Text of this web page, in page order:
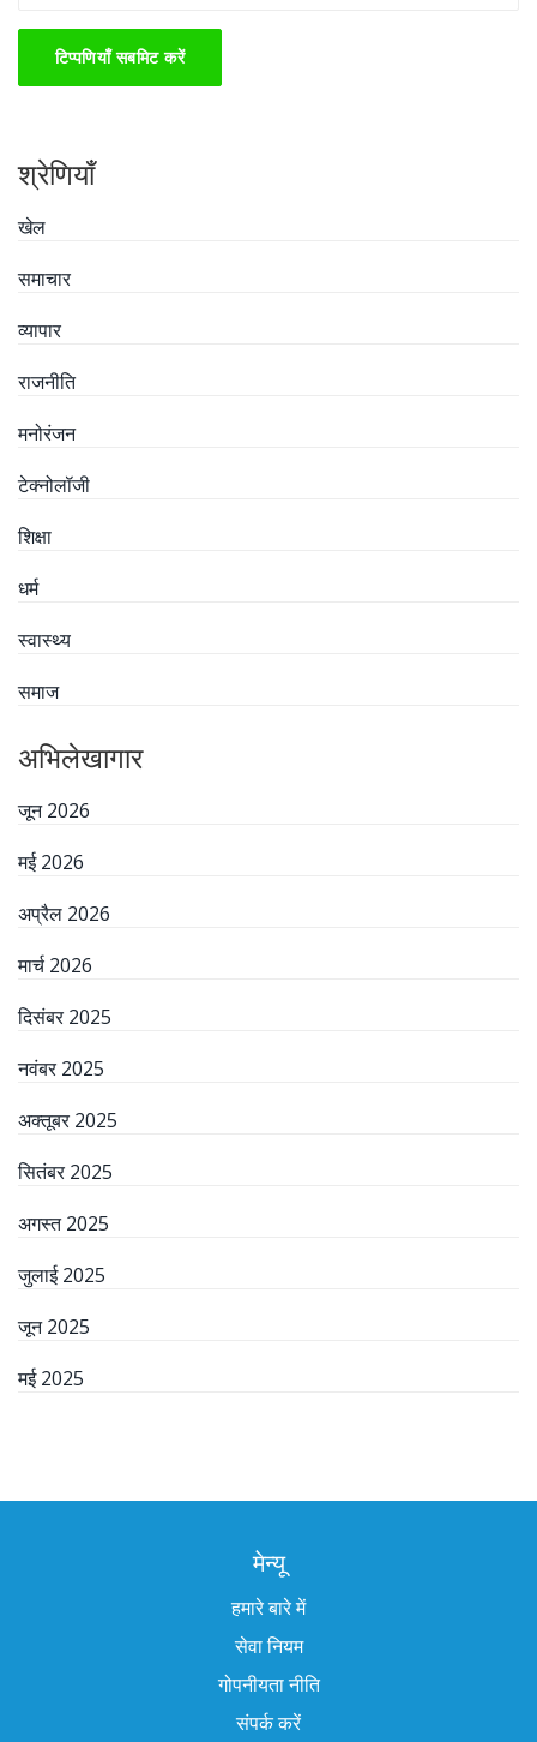
टिप्पणियाँ सबमिट करें
श्रेणियाँ
खेल
समाचार
व्यापार
राजनीति
मनोरंजन
टेक्नोलॉजी
शिक्षा
धर्म
स्वास्थ्य
समाज
अभिलेखागार
जून 2026
मई 2026
अप्रैल 2026
मार्च 2026
दिसंबर 2025
नवंबर 2025
अक्तूबर 2025
सितंबर 2025
अगस्त 2025
जुलाई 2025
जून 2025
मई 2025
मेन्यू
हमारे बारे में
सेवा नियम
गोपनीयता नीति
संपर्क करें